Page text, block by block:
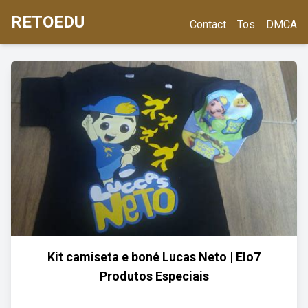
RETOEDU Contact Tos DMCA
Kit camiseta e boné Lucas Neto | Elo7
Produtos Especiais